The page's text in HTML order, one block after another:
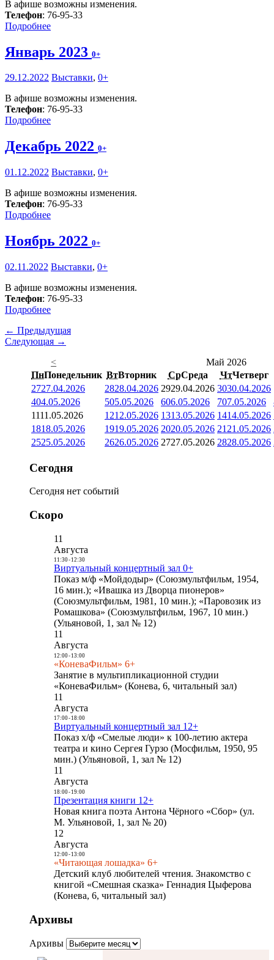
В афише возможны изменения.
Телефон: 76-95-33
Подробнее
Январь 2023 0+
29.12.2022 Выставки, 0+
В афише возможны изменения.
Телефон: 76-95-33
Подробнее
Декабрь 2022 0+
01.12.2022 Выставки, 0+
В афише возможны изменения.
Телефон: 76-95-33
Подробнее
Ноябрь 2022 0+
02.11.2022 Выставки, 0+
В афише возможны изменения.
Телефон: 76-95-33
Подробнее
← Предыдущая
Следующая →
<
Май 2026
ПнПонедельник ВтВторник СрСреда ЧтЧетверг
2727.04.2026 2828.04.2026 2929.04.2026 3030.04.2026
404.05.2026 505.05.2026 606.05.2026 707.05.2026
1111.05.2026 1212.05.2026 1313.05.2026 1414.05.2026
1818.05.2026 1919.05.2026 2020.05.2026 21 21.05.2026
2525.05.2026 2626.05.2026 2727.05.2026 2828.05.2026
Сегодня
Сегодня нет событий
Скоро
11
Августа
11:30- 12:30
Виртуальный концертный зал 0+
Показ м/ф «Мойдодыр» (Союзмультфильм, 1954,
16 мин.); «Ивашка из Дворца пионеров»
(Союзмультфильм, 1981, 10 мин.); «Паровозик из
Ромашкова» (Союзмультфильм, 1967, 10 мин.)
(Ульяновой, 1, зал № 12)
11
Августа
12:00- 13:00
«КоневаФильм» 6+
Занятие в мультипликационной студии
«КоневаФильм» (Конева, 6, читальный зал)
11
Августа
17:00- 18:00
Виртуальный концертный зал 12+
Показ х/ф «Смелые люди» к 100-летию актера
театра и кино Сергея Гурзо (Мосфильм, 1950, 95
мин.) (Ульяновой, 1, зал № 12)
11
Августа
18:00- 19:00
Презентация книги 12+
Новая книга поэта Антона Чёрного «Сбор» (ул.
М. Ульяновой, 1, зал № 20)
12
Августа
12:00- 13:00
«Читающая лошадка» 6+
Детский клуб любителей чтения. Знакомство с
книгой «Смешная сказка» Геннадия Цыферова
(Конева, 6, читальный зал)
Архивы
Архивы